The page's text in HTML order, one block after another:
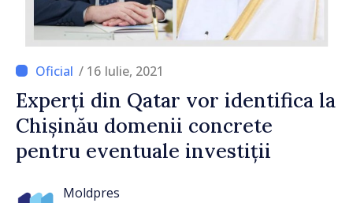
/ 16 Iulie, 2021
Experți din Qatar vor identifica la
Chișinău domenii concrete
pentru eventuale investiții
Moldpres